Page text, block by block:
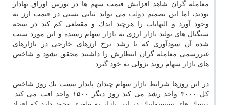
معامله گران شاهد افزایش قیمت سهم ها در بورس اوراق بهادار
بودند، اما این تصمیمدولت می تواند ثباتی نسبی در قیمت ارز به
وجود آورد و التهابات را هرچند اندك و مقطعی كم كند در نتیجه
سیگنال های تولید بازار ارزی به بازار
سهام رسیده و این مورد سبب
شده آن سودآوری كه با رشد نرخ ارزهای خارجی در بازارهای
غیررسمی معامله گران انتظارش را داشتند محقق نشود و شاخص
های بازار سهام روند نزولی به خود گیرد.
در این روزها شرایط بازار
سهام چندان پایدار نیست یك روز شاخص
كل ۳۰۰۰ واحد رشد می كند روز دیگر ۱۵۰۰ واحد افت می كند.